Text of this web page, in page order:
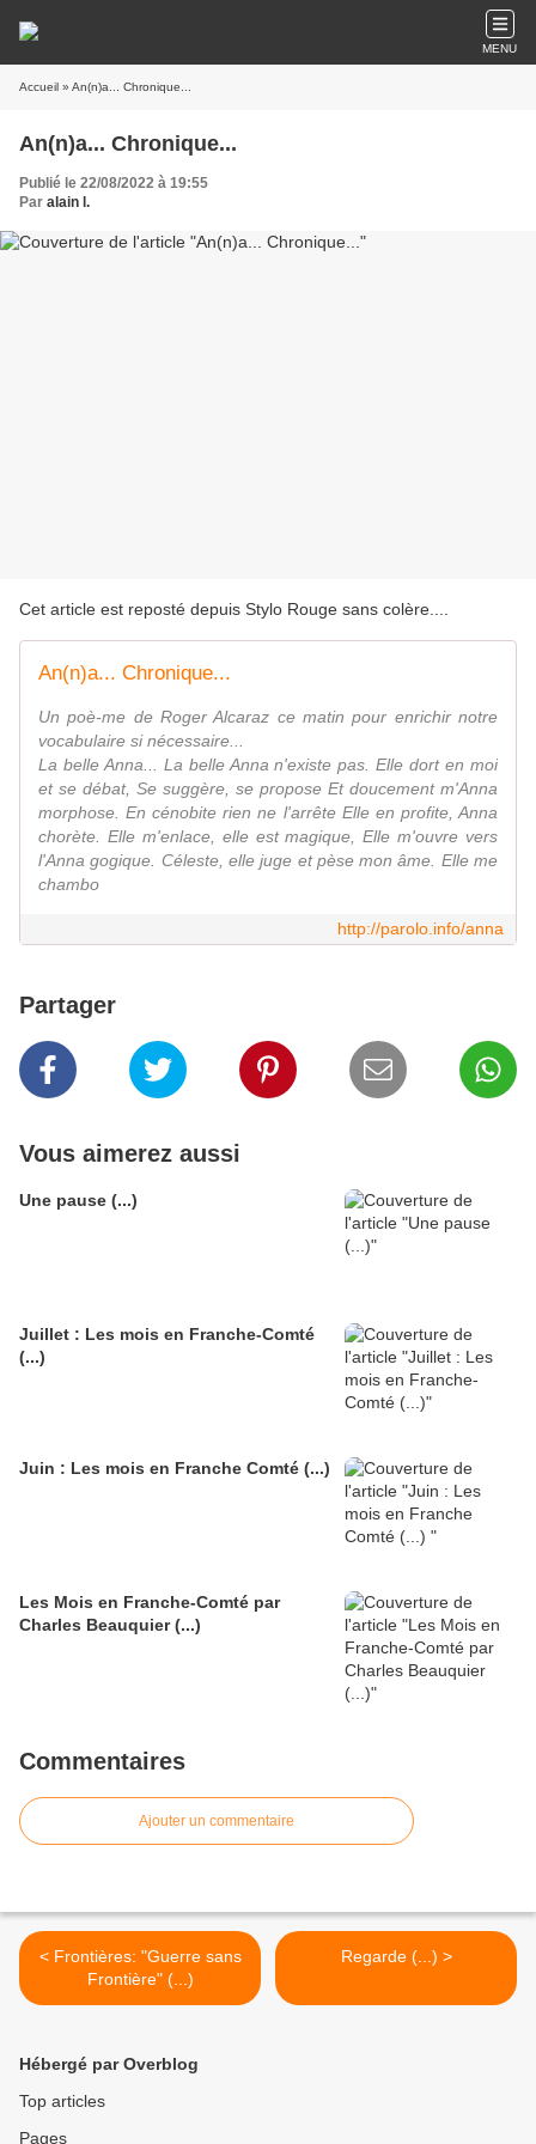
MENU
Accueil » An(n)a... Chronique...
An(n)a... Chronique...
Publié le 22/08/2022 à 19:55
Par alain l.
Cet article est reposté depuis Stylo Rouge sans colère...
An(n)a... Chronique...
Un poè-me de Roger Alcaraz ce matin pour enrichir notre
vocabulaire si nécessaire...
La belle Anna... La belle Anna n'existe pas. Elle dort en moi
et se débat, Se suggère, se propose Et doucement m'Anna
morphose. En cénobite rien ne l'arrête Elle en profite, Anna
chorète. Elle m'enlace, elle est magique, Elle m'ouvre vers
l'Anna gogique. Céleste, elle juge et pèse mon âme. Elle me
chambo
http://parolo.info/anna
Partager
Vous aimerez aussi
Une pause (...)
Juillet : Les mois en Franche-Comté
(...)
Juin : Les mois en Franche Comté (...)
Les Mois en Franche-Comté par
Charles Beauquier (...)
Commentaires
Ajouter un commentaire
< Frontières: "Guerre sans
Frontière" (...)
Regarde (...) >
Hébergé par Overblog
Top articles
Pages